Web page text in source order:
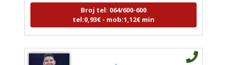
Broj tel: 064/600-600
tel:0,93€ - mob:1,12€ min
LUKA BABIĆ